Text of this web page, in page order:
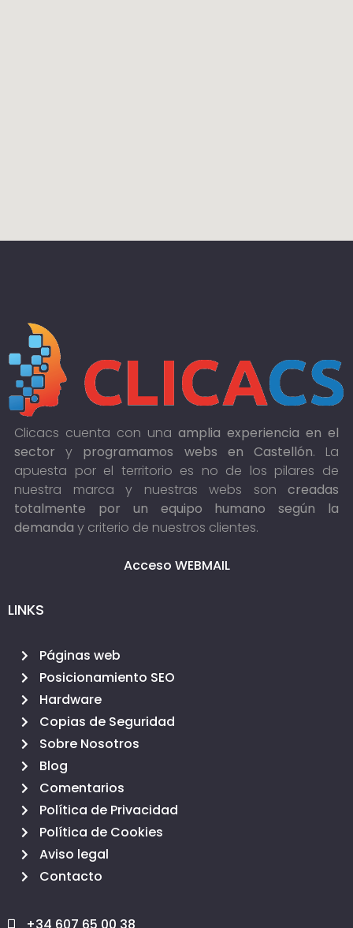
Clicacs cuenta con una amplia experiencia en el
sector y programamos webs en Castellón. La
apuesta por el territorio es no de los pilares de
nuestra marca y nuestras webs son creadas
totalmente por un equipo humano según la
demanda y criterio de nuestros clientes.
Acceso WEBMAIL
LINKS
Páginas web
Posicionamiento SEO
Hardware
Copias de Seguridad
Sobre Nosotros
Blog
Comentarios
Política de Privacidad
Política de Cookies
Aviso legal
Contacto
+34 607 65 00 38